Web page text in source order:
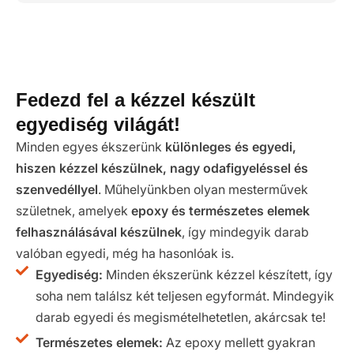
Fedezd fel a kézzel készült
egyediség világát!
Minden egyes ékszerünk különleges és egyedi,
hiszen kézzel készülnek, nagy odafigyeléssel és
szenvedéllyel. Műhelyünkben olyan mesterművek
születnek, amelyek epoxy és természetes elemek
felhasználásával készülnek, így mindegyik darab
valóban egyedi, még ha hasonlóak is.
Egyediség: Minden ékszerünk kézzel készített, így
soha nem találsz két teljesen egyformát. Mindegyik
darab egyedi és megismételhetetlen, akárcsak te!
Természetes elemek: Az epoxy mellett gyakran